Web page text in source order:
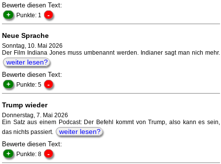
Bewerte diesen Text:
+ Punkte: 1 -
Neue Sprache
Sonntag, 10. Mai 2026
Der Film Indiana Jones muss umbenannt werden. Indianer sagt man nich mehr.
weiter lesen?
Bewerte diesen Text:
+ Punkte: 5 -
Trump wieder
Donnerstag, 7. Mai 2026
Ein Satz aus einem Podcast: Der Befehl kommt von Trump, also kann es sein,
das nichts passiert.
weiter lesen?
Bewerte diesen Text:
+ Punkte: 8 -